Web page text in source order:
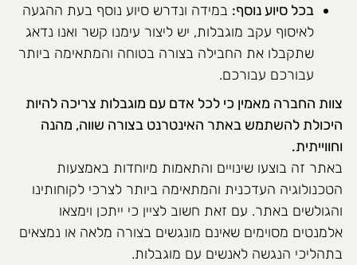
בכל סיוע נוסף: במידה ונדרש סיוע נוסף בעת ההגעה
לאיסוף עקב מוגבלות, יש ליצור עימנו קשר ואנו נדאג
שתקבלו את החבילה בצורה בטוחה והמתאימה ביותר
עבורכם עבורכם.
צוות החברה מאמין כי לכל אדם עם מוגבלות צריכה להיות
היכולת להשתמש באתר האינטרנט בצורה שווה, מהנה
וחווייתית.
באתר זה בוצעו שינויים והתאמות מיוחדות באמצעות
הטכנולוגיה העדכנית והמתאימה ביותר לצרכי לקוחותינו
והגולשים באתר. עם זאת חשוב לציין כי ייתכן וימצאו
אלמנטים מסוימים שאינם מונגשים בצורה מלאה או נמצאים
בתהליכי הנגשה לאנשים עם מוגבלות.